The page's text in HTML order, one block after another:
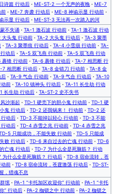
诗篇 行动后 · ME-ST-2 一个无声的夜晚 · ME-7
前 · ME-7 奔袭 行动后 · ME-8 神谕示显 行动前 ·
示显 行动后 · ME-ST-3 无法再一次踏入的河
不失诵 · TA-1 激石波 行动前 · TA-1 激石波 行动
大头鬼 行动前 · TA-2 大头鬼 行动后 · TA-3 聚墨
· TA-3 聚墨痕 行动后 · TA-4 小雪崩 行动前 · TA-
动后 · TA-5 双飞燕 行动前 · TA-5 双飞燕 行动
裹锋 行动前 · TA-6 裹锋 行动后 · TA-7 相思断 行
7 相思断 行动后 · TA-8 金错刀 行动前 · TA-8 金
后 · TA-9 气合 行动前 · TA-9 气合 行动后 · TA-10
动前 · TA-10 镇神头 行动后 · TA-11 长生劫 行动
长生劫 行动后 · TA-ST-2 史不失书
沙渐起 · TD-1 硬壳下的胆小鬼 行动前 · TD-1 硬
鬼 行动后 · TD-2 还我锅来！ 行动前 · TD-2 还
动后 · TD-3 不能掉以轻心 行动前 · TD-3 不能
动后 · TD-4 赤雪之兆 行动前 · TD-4 赤雪之兆
5 只能成功，不能失败 行动前 · TD-5 只能成
败 行动后 · TD-6 来自过去的亡魂 行动前 · TD-6
亡魂 行动后 · TD-7 为什么全是死脑筋？ 行动
为什么全是死脑筋？ 行动后 · TD-8 宿命流转，苍
动前 · TD-8 宿命流转，苍霆激荡 行动后 · TD-ST-
，猎魂不息
氓 · PA-1 “卡托加区欢迎你” 行动前 · PA-1 “卡托
” 行动后 · PA-2 枷锁之中 行动前 · PA-2 枷锁之